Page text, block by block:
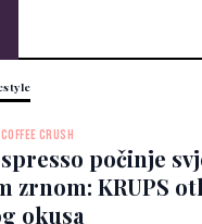
CRUSH
počinje
zrnom: KRUPS
okusa